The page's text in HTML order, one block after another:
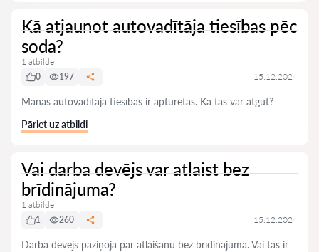
Kā atjaunot autovadītāja tiesības pēc
soda?
1 atbilde
0
197 15.12.2024
Manas autovadītāja tiesības ir apturētas. Kā tās var atgūt?
Pāriet uz atbildi
Vai darba devējs var atlaist bez
brīdinājuma?
1 atbilde
1
260 15.12.2024
Darba devējs paziņoja par atlaišanu bez brīdinājuma. Vai tas ir